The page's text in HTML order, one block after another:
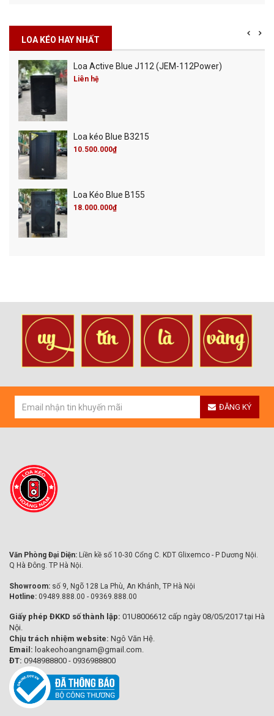
LOA KÉO HAY NHẤT
Loa Active Blue J112 (JEM-112Power)
Liên hệ
Loa kéo Blue B3215
10.500.000₫
Loa Kéo Blue B155
18.000.000₫
ĐĂNG KÝ
Văn Phòng Đại Diện: Liền kề số 10-30 Cổng C. KDT Glixemco - P Dương Nội.
Q Hà Đông. TP Hà Nội.
Showroom: số 9, Ngõ 128 La Phù, An Khánh, TP Hà Nội
Hotline: 09489.888.00 - 09369.888.00
Giấy phép ĐKKD số thành lập: 01U8006612 cấp ngày 08/05/2017 tại Hà
Nội.
Chịu trách nhiệm website: Ngô Văn Hệ.
Email: loakeohoangnam@gmail.com.
ĐT: 0948988800 - 0936988800